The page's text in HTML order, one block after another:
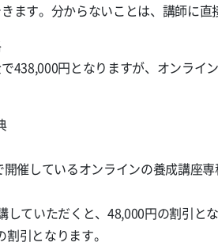
ます。分からないことは、講師に直
438,000円となりますが、オンライ
催しているオンラインの養成講座
ていただくと、48,000円の割引とな
引となります。